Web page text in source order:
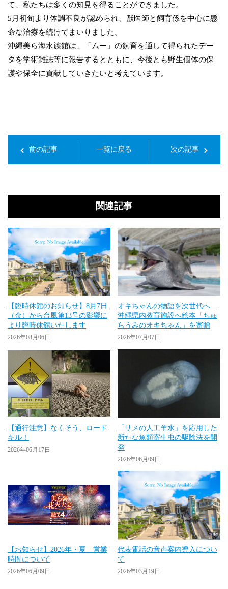
て、私たちは多くの知見を得ることができました。
5月初旬より体調不良が認められ、獣医師と飼育係を中心に懸
命な治療を続けてまいりました。
沖縄美ら海水族館は、「ムー」の飼育を通して得られたデー
タを学術雑誌等に報告するとともに、今後とも野生個体の保
護や保全に貢献していきたいと考えています。
前の記事 一覧に戻る 次の記事
関連記事
【臨時休館のお知らせ】8月7日
（金）から台風第13号の影響に
より臨時休館いたします
2026年08月06日
オキちゃんの物語を次世代へ
沖縄県内教育施設へ絵本「ちゅ
らうみのオキちゃん」を寄贈
2026年07月07日
【通行注意】なくそう、ロード
キル！
2026年06月17日
「サメの人工羊水」を応用した
新たな魚類寄生虫の駆除法を開
発
2026年06月09日
【お知らせ】2026年・夏 営業
時間について
2026年06月09日
代表電話の音声案内導入につい
て
2026年03月19日